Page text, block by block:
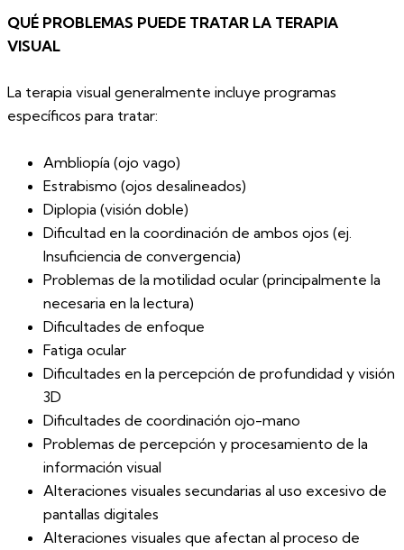
QUÉ PROBLEMAS PUEDE TRATAR LA TERAPIA
VISUAL
La terapia visual generalmente incluye programas
específicos para tratar:
Ambliopía (ojo vago)
Estrabismo (ojos desalineados)
Diplopia (visión doble)
Dificultad en la coordinación de ambos ojos (ej.
Insuficiencia de convergencia)
Problemas de la motilidad ocular (principalmente la
necesaria en la lectura)
Dificultades de enfoque
Fatiga ocular
Dificultades en la percepción de profundidad y visión
3D
Dificultades de coordinación ojo-mano
Problemas de percepción y procesamiento de la
información visual
Alteraciones visuales secundarias al uso excesivo de
pantallas digitales
Alteraciones visuales que afectan al proceso de